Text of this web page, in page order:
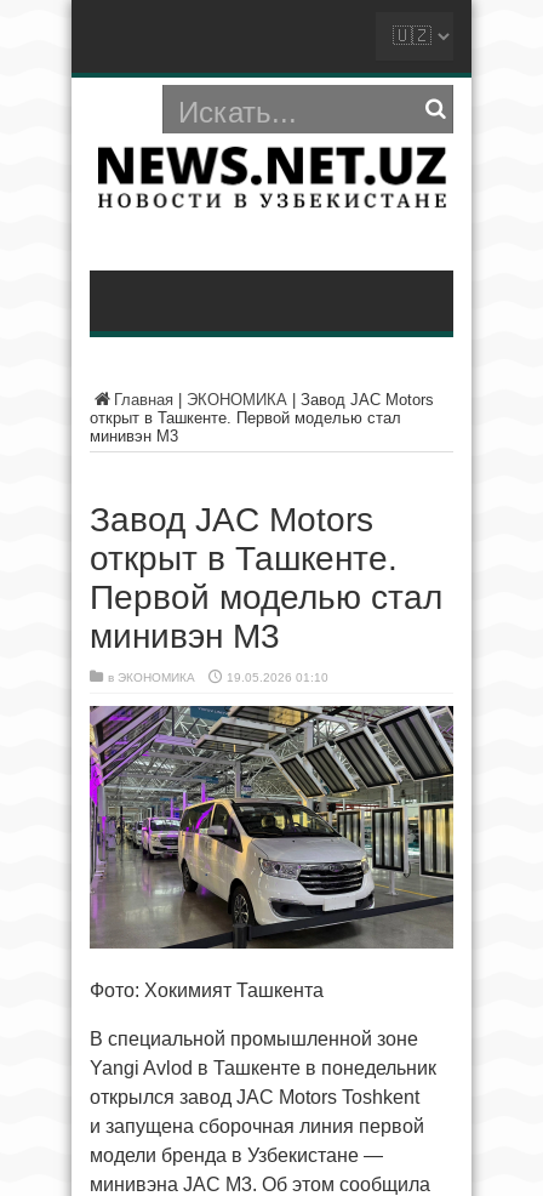
Главная ЭКОНОМИКА
Завод JAC Motors
открыт в Ташкенте. Первой моделью стал
минивэн M3
Завод JAC Motors
открыт в Ташкенте.
Первой моделью стал
минивэн M3
в ЭКОНОМИКА 19.05.2026 01:10
Фото: Хокимият Ташкента
В специальной промышленной зоне
Yangi Avlod в Ташкенте в понедельник
открылся завод JAC Motors Toshkent
и запущена сборочная линия первой
модели бренда в Узбекистане —
минивэна JAC M3. Об этом сообщила